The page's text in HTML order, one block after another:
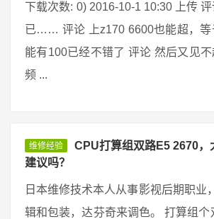
下载次数: 0) 2016-10-1 10:30 上传
已…… 评论 上z170 6600也能超，等
能有100已经不错了 评论 然后又见
频 ...
维修经验
CPU打算组双路E5 2670，
建议吗？
日本维修技术本人从事影视后期职业
辑和包装，达芬奇来调色。 打算组个